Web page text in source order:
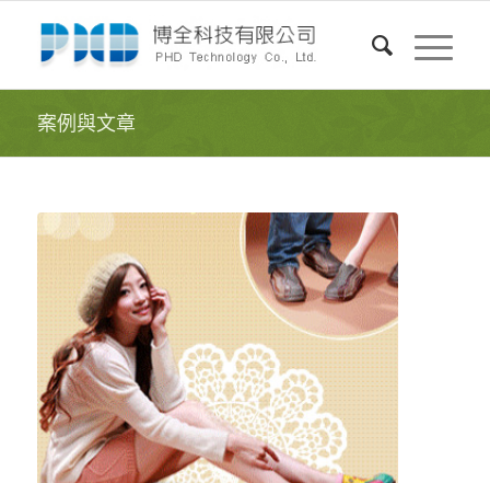
案例與文章